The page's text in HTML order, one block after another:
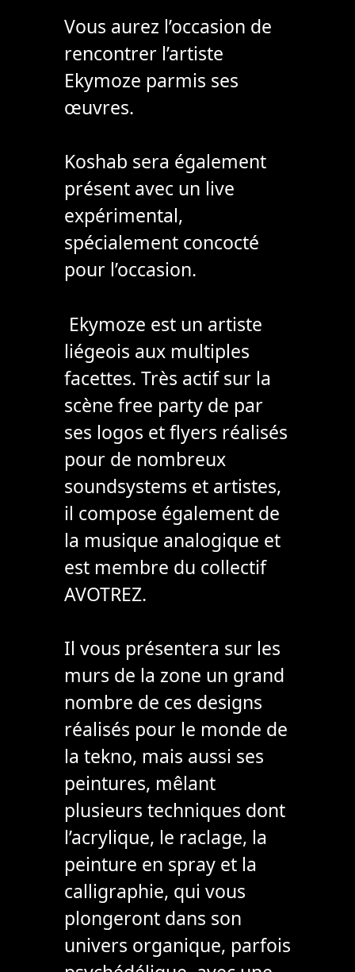
Vous aurez l’occasion de
rencontrer l’artiste
Ekymoze parmis ses
œuvres.
Koshab sera également
présent avec un live
expérimental,
spécialement concocté
pour l’occasion.
Ekymoze est un artiste
liégeois aux multiples
facettes. Très actif sur la
scène free party de par
ses logos et flyers réalisés
pour de nombreux
soundsystems et artistes,
il compose également de
la musique analogique et
est membre du collectif
AVOTREZ.
Il vous présentera sur les
murs de la zone un grand
nombre de ces designs
réalisés pour le monde de
la tekno, mais aussi ses
peintures, mêlant
plusieurs techniques dont
l’acrylique, le raclage, la
peinture en spray et la
calligraphie, qui vous
plongeront dans son
univers organique, parfois